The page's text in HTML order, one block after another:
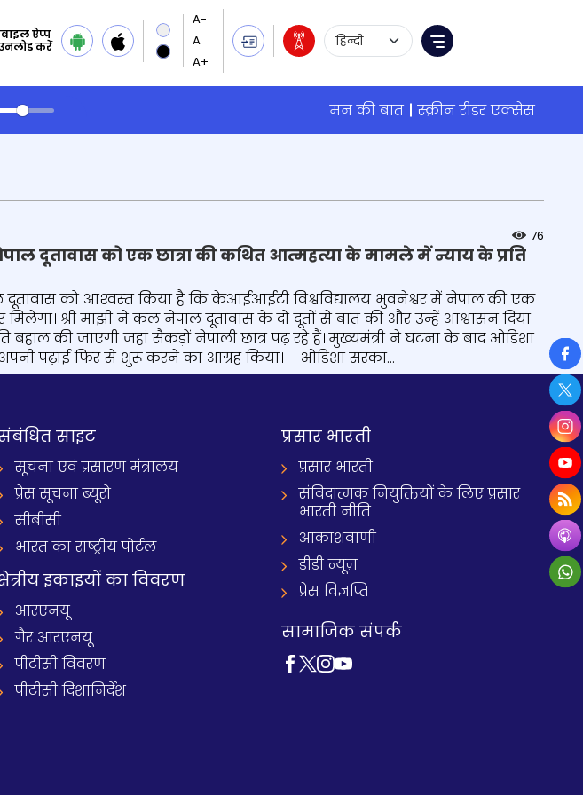
ऐप्प
करें
Language Selection
Menu
मन की बात
स्क्रीन रीडर एक्सेस
76
दूतावास को एक छात्रा की कथित आत्महत्या के मामले में न्याय के प्रति
को आश्‍वस्‍त किया है कि केआईआईटी विश्वविद्यालय भुवनेश्वर में नेपाल की एक
श्री माझी ने कल नेपाल दूतावास के दो दूतों से बात की और उन्हें आश्वासन दिया
की जाएगी जहां सैकड़ों नेपाली छात्र पढ़ रहे हैं। मुख्‍यमंत्री ने घटना के बाद ओडिशा
पढ़ाई फिर से शुरू करने का आग्रह किया। ओडिशा सरका...
साइट
सूचना एवं प्रसारण मंत्रालय
प्रेस सूचना ब्यूरो
सीबीसी
भारत का राष्ट्रीय पोर्टल
इकाइयों का विवरण
आरएनयू
गैर आरएनयू
पीटीसी विवरण
पीटीसी दिशानिर्देश
प्रसार भारती
प्रसार भारती
संविदात्मक नियुक्तियों के लिए प्रसार
भारती नीति
आकाशवाणी
डीडी न्यूज़
प्रेस विज्ञप्ति
सामाजिक संपर्क